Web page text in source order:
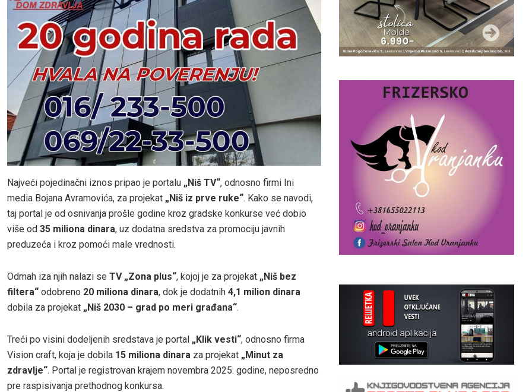
Najveći pojedinačni iznos pripao je portalu „Niš TV“, odnosno firmi Ini
media Bojana Avramovića, za projekat „Niš iz prve ruke“. Kako se navodi,
taj portal je od osnivanja prošle godine kroz gradske konkurse već dobio
više od 35 miliona dinara, uz dodatna sredstva za promociju javnih
preduzeća i kroz pomoći male vrednosti.
Odmah iza njih nalazi se TV „Zona plus“, kojoj je za projekat „Niš bez
filtera“ odobreno 20 miliona dinara, dok je dodatnih 4,1 milion dinara
dobila za projekat „Niš 2030 – grad po meri građana“.
Treći po visini dodeljenih sredstava je portal „Klik vesti“, odnosno firma
Vision craft, koja je dobila 15 miliona dinara za projekat „Minut za
zdravlje“. Portal je registrovan krajem novembra 2025. godine, neposredno
pre raspisivanja prethodnog konkursa.